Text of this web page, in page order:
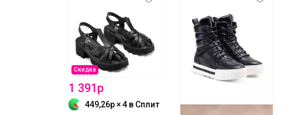
Скидка
1 391р
449,26р × 4 в Сплит